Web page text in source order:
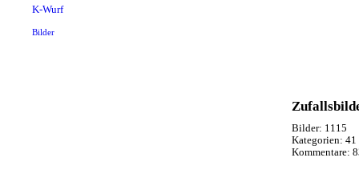
K-Wurf
Bilder
Bilder: 1115
Kategorien: 41
Kommentare: